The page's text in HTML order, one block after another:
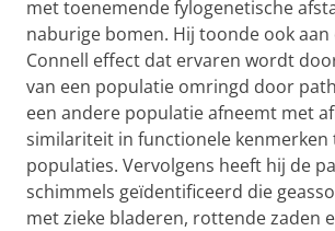
met toenemende fylogenetische
naburige bomen. Hij toonde ook aan
Connell effect dat ervaren wordt
van een populatie omringd door
een andere populatie afneemt met
similariteit in functionele kenmerken
populaties. Vervolgens heeft hij de
schimmels geïdentificeerd die
met zieke bladeren, rottende zaden